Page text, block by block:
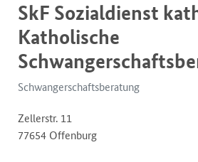
SkF Sozialdienst
Katholische
Schwangerschaftsberatung
Zellerstr. 11
77654 Offenburg